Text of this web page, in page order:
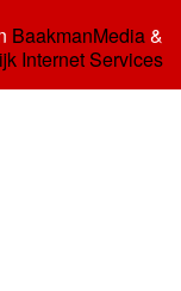
BaakmanMedia&
Internet Services